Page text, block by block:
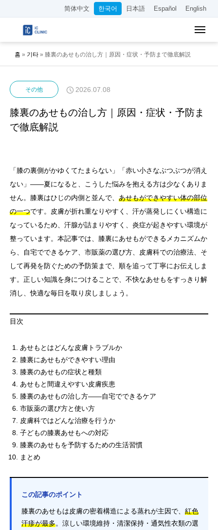
简体中文 한국어 日本語 Español English
홈 » 기타 » 膝裏のあせもの治し方｜原因・症状・予防まで徹底解説
その他 2026.07.08
膝裏のあせもの治し方｜原因・症状・予防ま
で徹底解説
「膝の裏側がかゆくてたまらない」「赤い小さなぶつぶつが消え
ない」——夏になると、こうした悩みを抱える方は少なくありま
せん。膝裏はひじの内側と並んで、 あせもができやすい体の部位
の一つです。皮膚が折れ重なりやすく、汗が蒸発しにくい構造に
なっているため、汗腺が詰まりやすく、炎症が起きやすい環境が
整っています。本記事では、膝裏にあせもができるメカニズムか
ら、自宅でできるケア、市販薬の選び方、皮膚科での治療法、そ
して再発を防ぐための予防策まで、順を追って丁寧にお伝えしま
す。正しい知識を身につけることで、不快なあせもをすっきり解
消し、快適な毎日を取り戻しましょう。
目次
あせもとはどんな皮膚トラブルか
膝裏にあせもができやすい理由
膝裏のあせもの症状と種類
あせもと間違えやすい皮膚疾患
膝裏のあせもの治し方——自宅でできるケア
市販薬の選び方と使い方
皮膚科ではどんな治療を行うか
子どもの膝裏あせもへの対応
膝裏のあせもを予防するための生活習慣
まとめ
この記事のポイント
膝裏のあせもは皮膚の密着構造による蒸れが主因で、 紅色
汗疹が最多。涼しい環境維持・清潔保持・通気性衣類の選